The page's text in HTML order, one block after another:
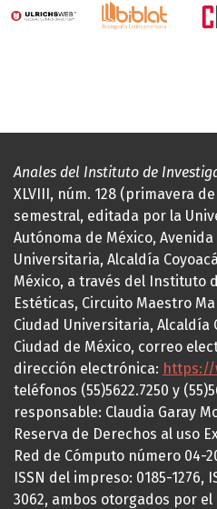
Anales del Instituto de
XLVIII, núm. 128 (primavera
semestral, editada por la
Autónoma de México,
Universitaria, Alcaldía
México, a través del Instituto
Estéticas, Circuito Maestro
Ciudad Universitaria, Alcaldía
Ciudad de México, correo
dirección electrónica: https://
teléfonos (55)5622.7250 y
responsable: Claudia Garay
Reserva de Derechos al uso
Red de Cómputo número 04-
ISSN del impreso: 0185-1276,
3062, ambos otorgados por